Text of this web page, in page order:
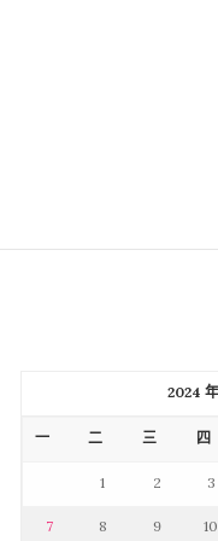
2024
一 二 三 四
1 2 3
7 8 9 10